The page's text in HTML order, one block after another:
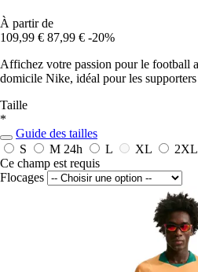
À partir de
109,99 € 87,99 € -20%
Affichez votre passion pour le football
domicile Nike, idéal pour les
Taille
*
Guide des tailles
S
M 24h L XL
2XL
Ce champ est requis
Flocages